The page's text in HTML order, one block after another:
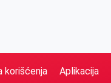
korišćenja Aplikacija